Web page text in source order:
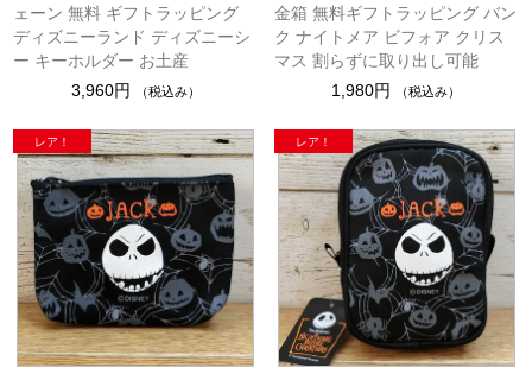
ェーン 無料 ギフトラッピング
ディズニーランド ディズニーシ
ー キーホルダー お土産
3,960円
（税込み）
金箱 無料ギフトラッピング バン
ク ナイトメア ビフォア クリス
マス 割らずに取り出し可能
1,980円
（税込み）